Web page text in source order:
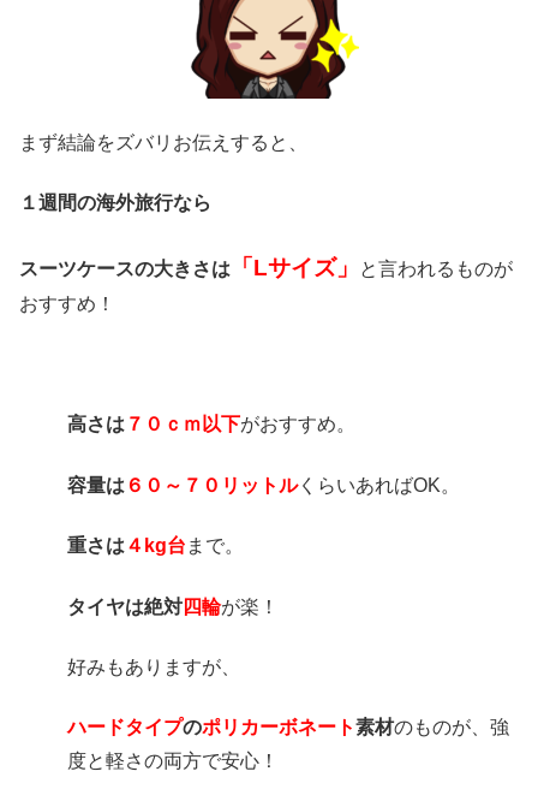
まず結論をズバリお伝えすると、
１週間の海外旅行なら
スーツケースの大きさは 「Lサイズ」
と言われるものが
おすすめ！
高さは ７０ｃｍ以下がおすすめ。
容量は ６０～７０リットルくらいあればOK。
重さは ４kg台 まで。
タイヤは絶対四輪が楽！
好みもありますが、
ハードタイプのポリカーボネート素材のものが、強
度と軽さの両方で安心！